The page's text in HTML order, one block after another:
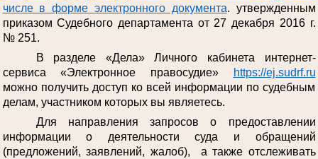
числе в форме электронного документа. утвержденным
приказом Судебного департамента от 27 декабря 2016 г.
№ 251.
В разделе «Дела» Личного кабинета интернет-
сервиса «Электронное правосудие»
https://ej.sudrf.ru
можно получить доступ ко всей информации по судебным
делам, участником которых вы являетесь.
Для направления запросов о предоставлении
информации о деятельности суда и обращений
(предложений, заявлений, жалоб), а также отслеживать